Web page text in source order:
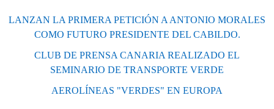
LANZAN LA PRIMERA PETICIÓN A ANTONIO MORALES
COMO FUTURO PRESIDENTE DEL CABILDO.
CLUB DE PRENSA CANARIA REALIZADO EL
SEMINARIO DE TRANSPORTE VERDE
AEROLÍNEAS "VERDES" EN EUROPA